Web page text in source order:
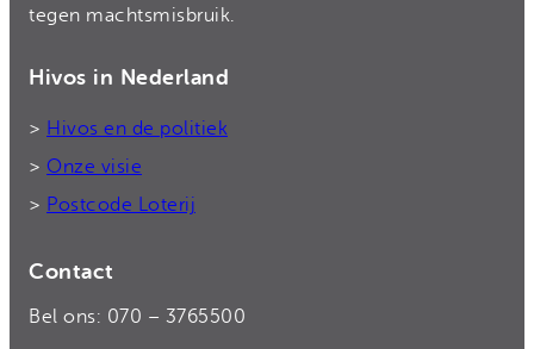
tegen machtsmisbruik.
Hivos in Nederland
> Hivos en de politiek
> Onze visie
> Postcode Loterij
Contact
Bel ons: 070 – 3765500